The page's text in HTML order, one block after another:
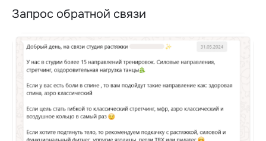
Запрос обратной связи